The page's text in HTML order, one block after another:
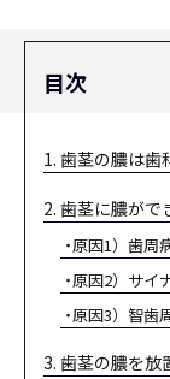
目次
1. 歯茎の膿は歯
2. 歯茎に膿がで
原因1）歯周
原因2）サイ
原因3）智歯
3. 歯茎の膿を放